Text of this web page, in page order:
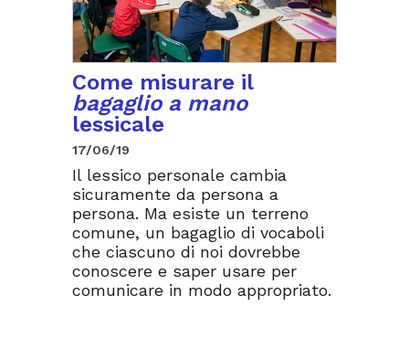
Come misurare il
bagaglio a mano
lessicale
17/06/19
Il lessico personale cambia
sicuramente da persona a
persona. Ma esiste un terreno
comune, un bagaglio di vocaboli
che ciascuno di noi dovrebbe
conoscere e saper usare per
comunicare in modo appropriato.